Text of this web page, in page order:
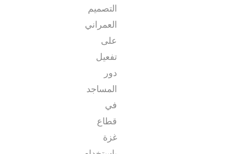
التصميم
العمراني
على
تفعيل
دور
المساجد
في
قطاع
غزة